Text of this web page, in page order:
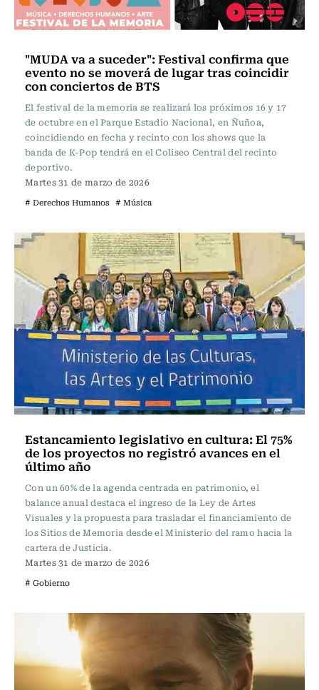
"MUDA va a suceder": Festival confirma que
evento no se moverá de lugar tras coincidir
con conciertos de BTS
El festival de la memoria se realizará los próximos 16 y 17
de octubre en el Parque Estadio Nacional, en Ñuñoa,
coincidiendo en fecha y recinto con los shows que la
banda de K-Pop tendrá en el Coliseo Central del recinto
deportivo.
Martes 31 de marzo de 2026
# Derechos Humanos # Música
Estancamiento legislativo en cultura: El 75%
de los proyectos no registró avances en el
último año
Con un 60% de la agenda centrada en patrimonio, el
balance anual destaca el ingreso de la Ley de Artes
Visuales y la propuesta para trasladar el financiamiento de
los Sitios de Memoria desde el Ministerio del ramo hacia la
cartera de Justicia.
Martes 31 de marzo de 2026
# Gobierno